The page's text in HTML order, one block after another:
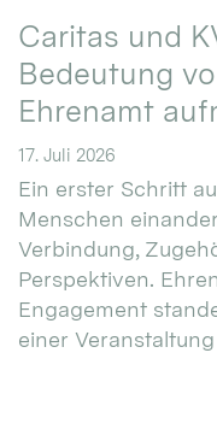
Caritas und
Bedeutung
Ehrenamt
17. Juli 2026
Ein erster Schritt
Menschen
Verbindung,
Perspektiven.
Engagement
einer